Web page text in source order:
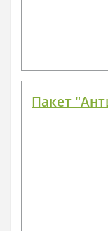
Пакет